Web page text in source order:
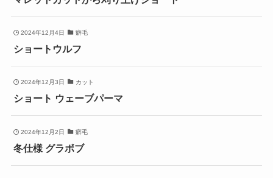
2024年12月4日 癖毛
ショートウルフ
2024年12月3日 カット
ショート ウェーブパーマ
2024年12月2日 癖毛
冬仕様 グラボブ